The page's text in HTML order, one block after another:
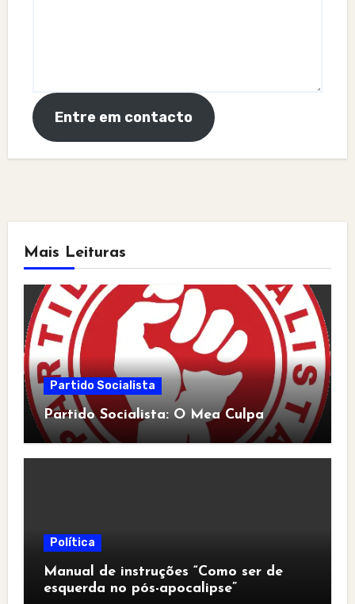
Entre em contacto
Mais Leituras
Partido Socialista
Partido Socialista: O Mea Culpa
Política
Manual de instruções “Como ser de
esquerda no pós-apocalipse”